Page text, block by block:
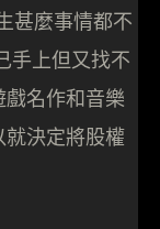
甚麼事情都不
手上但又找不
名作和音樂
決定將股權